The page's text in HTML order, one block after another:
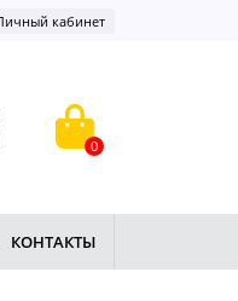
кабинет
0
КОНТАКТЫ